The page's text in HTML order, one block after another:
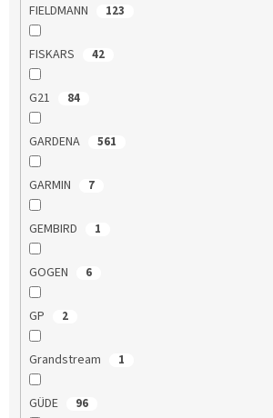
FIELDMANN 123
FISKARS 42
G21 84
GARDENA 561
GARMIN 7
GEMBIRD 1
GOGEN 6
GP 2
Grandstream 1
GÜDE 96